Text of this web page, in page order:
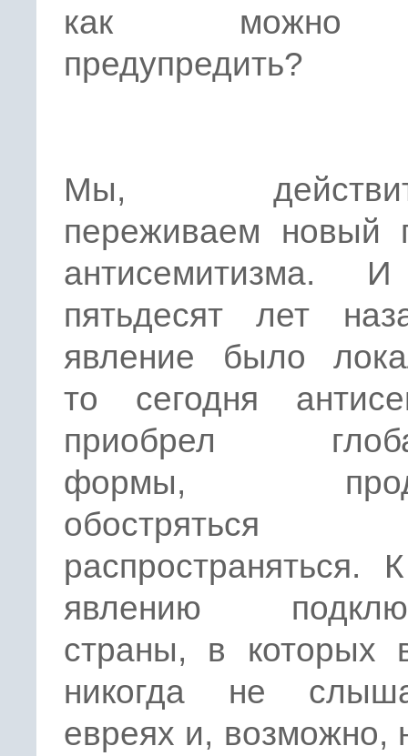
как можно
предупредить?
Мы,
переживаем новый
антисемитизма.
пятьдесят лет
явление было
то сегодня
приобрел
формы,
распространяться.
явлению
страны, в которых
никогда не
евреях и, возможно,